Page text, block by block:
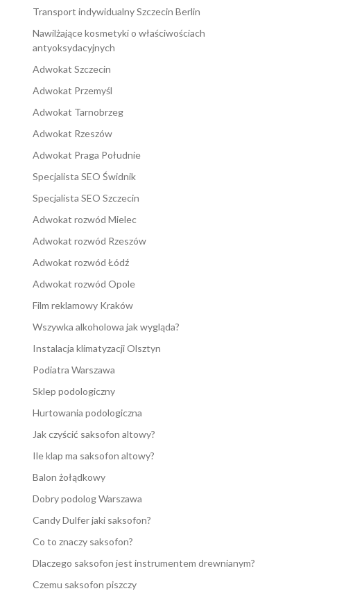
Transport indywidualny Szczecin Berlin
Nawilżające kosmetyki o właściwościach
antyoksydacyjnych
Adwokat Szczecin
Adwokat Przemyśl
Adwokat Tarnobrzeg
Adwokat Rzeszów
Adwokat Praga Południe
Specjalista SEO Świdnik
Specjalista SEO Szczecin
Adwokat rozwód Mielec
Adwokat rozwód Rzeszów
Adwokat rozwód Łódź
Adwokat rozwód Opole
Film reklamowy Kraków
Wszywka alkoholowa jak wygląda?
Instalacja klimatyzacji Olsztyn
Podiatra Warszawa
Sklep podologiczny
Hurtowania podologiczna
Jak czyścić saksofon altowy?
Ile klap ma saksofon altowy?
Balon żołądkowy
Dobry podolog Warszawa
Candy Dulfer jaki saksofon?
Co to znaczy saksofon?
Dlaczego saksofon jest instrumentem drewnianym?
Czemu saksofon piszczy